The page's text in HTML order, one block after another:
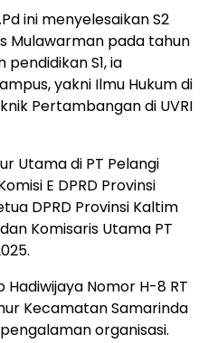
ini menyelesaikan S2
Mulawarman pada tahun
S1, ia
yakni Ilmu Hukum di
Pertambangan di UVRI
Utama di PT Pelangi
E DPRD Provinsi
DPRD Provinsi Kaltim
Komisaris Utama PT
Nomor H-8 RT
Kecamatan Samarinda
organisasi.